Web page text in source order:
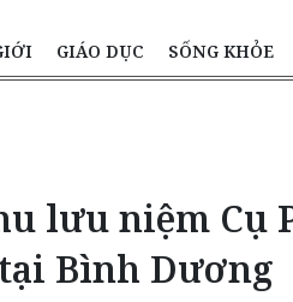
GIÁO DỤC SỐNG KHỎE
lưu niệm Cụ
Bình Dương